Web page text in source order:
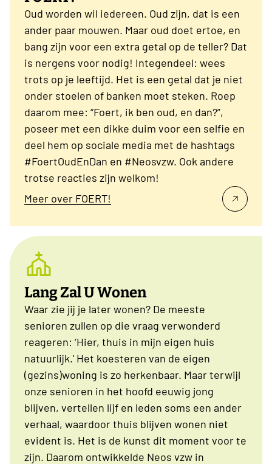
Oud worden wil iedereen. Oud zijn, dat is een
ander paar mouwen. Maar oud doet ertoe, en
bang zijn voor een extra getal op de teller? Dat
is nergens voor nodig! Integendeel: wees
trots op je leeftijd. Het is een getal dat je niet
onder stoelen of banken moet steken. Roep
daarom mee: “Foert, ik ben oud, en dan?”,
poseer met een dikke duim voor een selfie en
deel hem op sociale media met de hashtags
#FoertOudEnDan en #Neosvzw. Ook andere
trotse reacties zijn welkom!
Meer over FOERT!
Lang Zal U Wonen
Waar zie jij je later wonen? De meeste
senioren zullen op die vraag verwonderd
reageren: ‘Hier, thuis in mijn eigen huis
natuurlijk.' Het koesteren van de eigen
(gezins)woning is zo herkenbaar. Maar terwijl
onze senioren in het hoofd eeuwig jong
blijven, vertellen lijf en leden soms een ander
verhaal, waardoor thuis blijven wonen niet
evident is. Het is de kunst dit moment voor te
zijn. Daarom ontwikkelde Neos vzw in